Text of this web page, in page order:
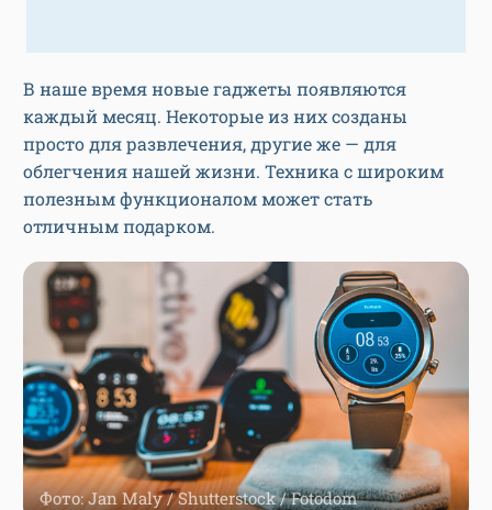
В наше время новые гаджеты появляются
каждый месяц. Некоторые из них созданы
просто для развлечения, другие же — для
облегчения нашей жизни. Техника с широким
полезным функционалом может стать
отличным подарком.
Фото: Jan Maly / Shutterstock / Fotodom